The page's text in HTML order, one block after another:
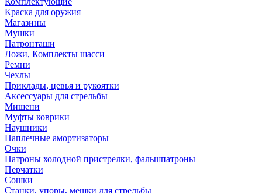
Краска для оружия
Магазины
Мушки
Патронташи
Ложи, Комплекты шасси
Ремни
Чехлы
Приклады, цевья и рукоятки
Аксессуары для стрельбы
Мишени
Муфты коврики
Наушники
Наплечные амортизаторы
Очки
Патроны холодной пристрелки, фальшпатроны
Перчатки
Сошки
Станки, упоры, мешки для стрельбы